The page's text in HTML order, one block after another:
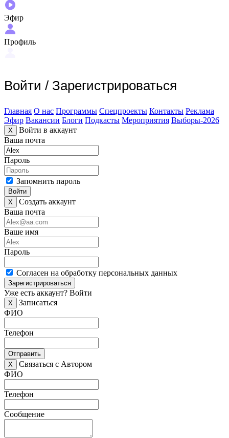
Эфир
Профиль
Войти / Зарегистрироваться
Главная О нас Программы Спецпроекты Контакты Реклама
Эфир Вакансии Блоги Подкасты Мероприятия Выборы-2026
X
Войти в аккаунт
Ваша почта
Пароль
Запомнить пароль
Войти
X
Создать аккаунт
Ваша почта
Ваше имя
Пароль
Согласен на обработку персональных данных
Зарегистрироваться
Уже есть аккаунт? Войти
X
Записаться
ФИО
Телефон
Отправить
X
Связаться с Автором
ФИО
Телефон
Сообщение